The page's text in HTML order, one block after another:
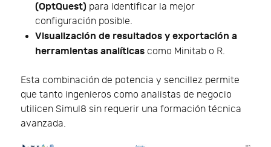
(OptQuest) para identificar la mejor
configuración posible.
Visualización de resultados y exportación a
herramientas analíticas como Minitab o R.
Esta combinación de potencia y sencillez permite
que tanto ingenieros como analistas de negocio
utilicen Simul8 sin requerir una formación técnica
avanzada.